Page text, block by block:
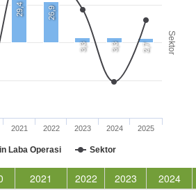
Sektor
29,4 26,9
3,3 3,3 2,7
Laba Operasi Sektor
2021 2022 2023 2024 2025
2021 2022 2023
2024